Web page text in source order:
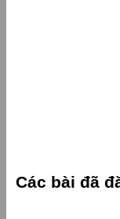
Các bài đã